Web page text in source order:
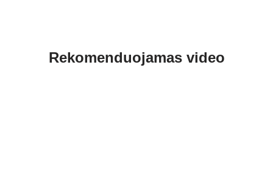
Rekomenduojamas video